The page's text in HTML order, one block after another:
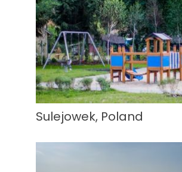
Sulejowek, Poland